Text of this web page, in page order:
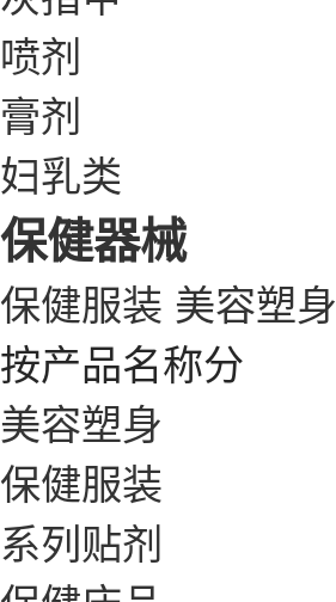
喷剂
膏剂
妇乳类
保健器械
保健服装 美容塑身
按产品名称分
美容塑身
保健服装
系列贴剂